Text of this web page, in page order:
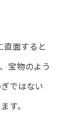
面すると
宝物のよう
ではない
す。